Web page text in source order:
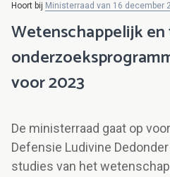
Hoort bij Ministerraad van 16 december
Wetenschappelijk
voor 2023
De ministerraad gaat op
Defensie Ludivine
studies van het